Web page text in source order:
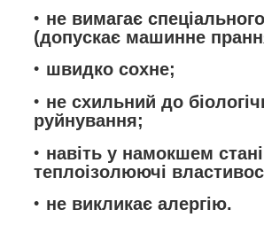
не вимагає
(допускає машинне
швидко сохне;
не схильний до
руйнування;
навіть у намокшем стані
теплоізолюючі
не викликає алергію.